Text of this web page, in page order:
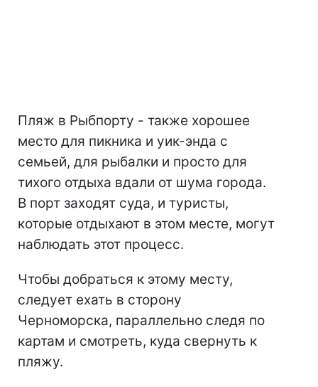
Пляж в Рыбпорту - также хорошее
место для пикника и уик-энда с
семьей, для рыбалки и просто для
тихого отдыха вдали от шума города.
В порт заходят суда, и туристы,
которые отдыхают в этом месте, могут
наблюдать этот процесс.
Чтобы добраться к этому месту,
следует ехать в сторону
Черноморска, параллельно следя по
картам и смотреть, куда свернуть к
пляжу.